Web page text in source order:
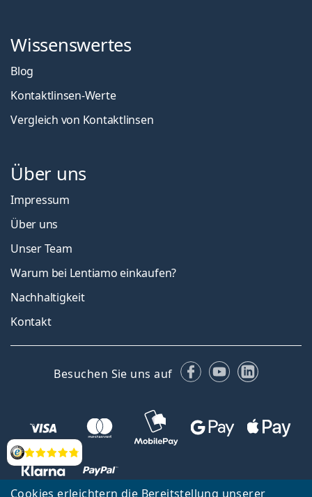
Cookies erleichtern die Bereitstellung unserer
Bewertung
Wissenswertes
Blog
Kontaktlinsen-Werte
Vergleich von Kontaktlinsen
Über uns
Impressum
Über uns
Unser Team
Warum bei Lentiamo einkaufen?
Nachhaltigkeit
Kontakt
Besuchen Sie uns auf Facebook
YouTubeLinkedIn